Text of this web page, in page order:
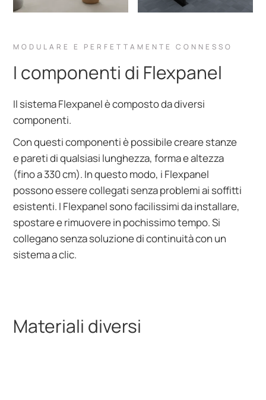
MODULARE E PERFETTAMENTE CONNESSO
I componenti di Flexpanel
Il sistema Flexpanel è composto da diversi
componenti.
Con questi componenti è possibile creare stanze
e pareti di qualsiasi lunghezza, forma e altezza
(fino a 330 cm). In questo modo, i Flexpanel
possono essere collegati senza problemi ai soffitti
esistenti. I Flexpanel sono facilissimi da installare,
spostare e rimuovere in pochissimo tempo. Si
collegano senza soluzione di continuità con un
sistema a clic.
Materiali diversi